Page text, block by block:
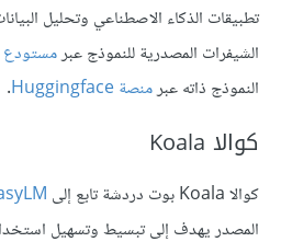
تطبيقات الذكاء الاصطناعي وتحليل
الشيفرات المصدرية للنموذج عبر
النموذج ذاته عبرمنصة Huggingface .
كوالا Koala
كوالا Koala بوت دردشة تابع إلى
المصدر يهدف إلى تبسيط وتسهيل استخدام